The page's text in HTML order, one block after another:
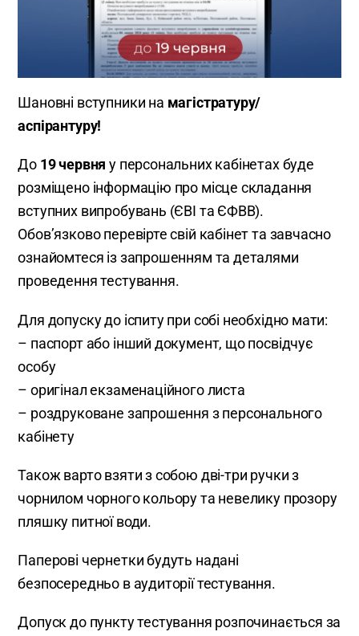
Шановні вступники на магістратуру/
аспірантуру!
До 19 червня у персональних кабінетах буде
розміщено інформацію про місце складання
вступних випробувань (ЄВІ та ЄФВВ).
Обов’язково перевірте свій кабінет та завчасно
ознайомтеся із запрошенням та деталями
проведення тестування.
Для допуску до іспиту при собі необхідно мати:
– паспорт або інший документ, що посвідчує
особу
– оригінал екзаменаційного листа
– роздруковане запрошення з персонального
кабінету
Також варто взяти з собою дві-три ручки з
чорнилом чорного кольору та невелику прозору
пляшку питної води.
Паперові чернетки будуть надані
безпосередньо в аудиторії тестування.
Допуск до пункту тестування розпочинається за